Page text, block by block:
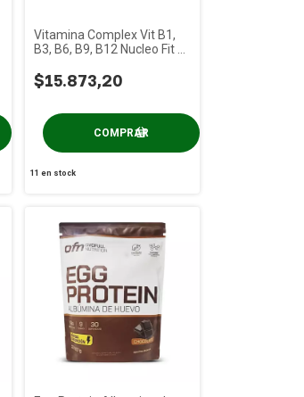
Vitamina Complex Vit B1,
B3, B6, B9, B12 Nucleo Fit x
$15.873,20
11 en stock